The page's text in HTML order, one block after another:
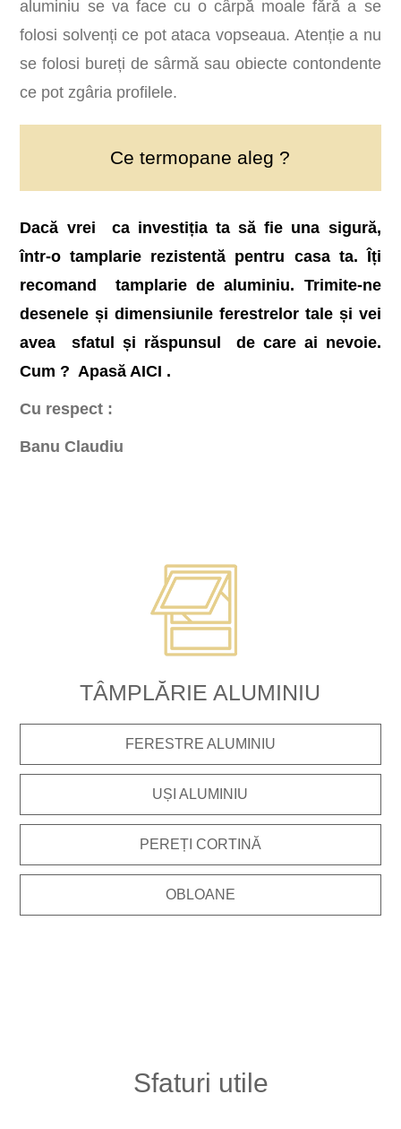
aluminiu se va face cu o cârpă moale fără a se
folosi solvenți ce pot ataca vopseaua. Atenție a nu
se folosi bureți de sârmă sau obiecte contondente
ce pot zgâria profilele.
Ce termopane aleg ?
Dacă vrei ca investiția ta să fie una sigură,
într-o tamplarie rezistentă pentru casa ta. Îți
recomand tamplarie de aluminiu. Trimite-ne
desenele și dimensiunile ferestrelor tale și vei
avea sfatul și răspunsul de care ai nevoie.
Cum ? Apasă AICI .
Cu respect :
Banu Claudiu
TÂMPLĂRIE ALUMINIU
FERESTRE ALUMINIU
UȘI ALUMINIU
PEREȚI CORTINĂ
OBLOANE
Sfaturi utile